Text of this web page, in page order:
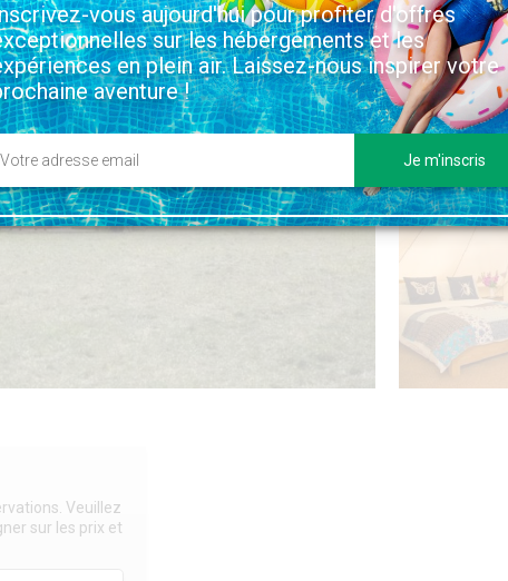
Veuillez
sur les prix et
vous aujourd'hui pour profiter d'offres
sur les hébergements et les
en plein air. Laissez-nous inspirer votre
aventure !
Je m'inscris